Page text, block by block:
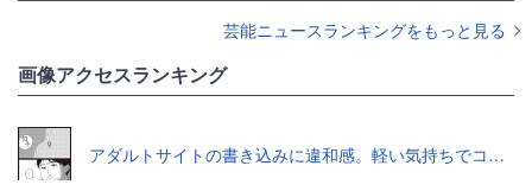
芸能ニュースランキングをもっと見る
画像アクセスランキング
アダルトサイトの書き込みに違和感。軽い気持ちでコメントしてみると…／近畿地方のある場所について（1）